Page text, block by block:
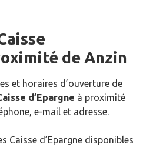
de Anzin
et horaires d’ouverture de
d’Epargne à proximité
e-mail et adresse.
Caisse d’Epargne disponibles